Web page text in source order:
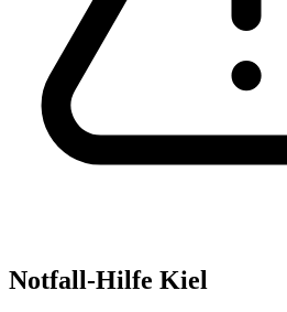
Notfall-Hilfe Kiel